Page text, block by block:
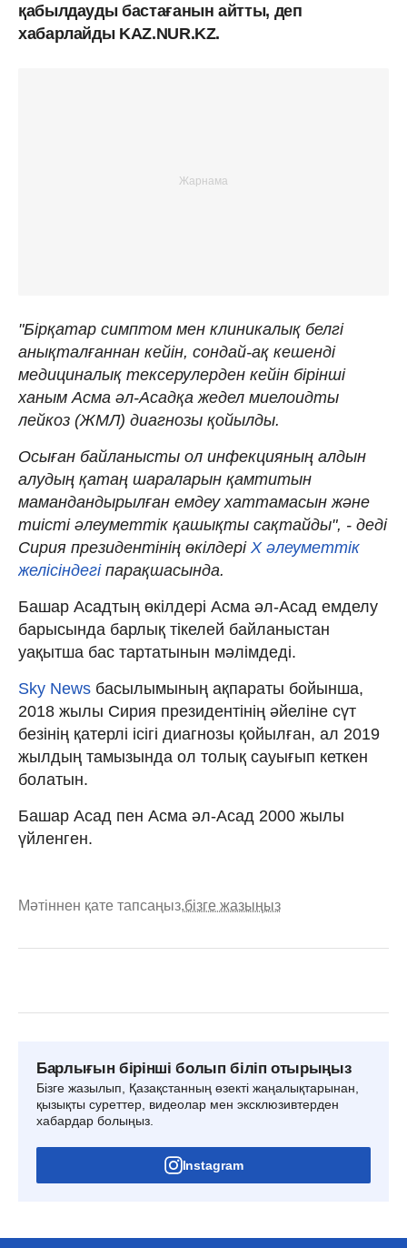
қабылдауды бастағанын айтты, деп
хабарлайды KAZ.NUR.KZ.
"Бірқатар симптом мен клиникалық белгі
анықталғаннан кейін, сондай-ақ кешенді
медициналық тексерулерден кейін бірінші
ханым Асма әл-Асадқа жедел миелоидты
лейкоз (ЖМЛ) диагнозы қойылды.
Осыған байланысты ол инфекцияның алдын
алудың қатаң шараларын қамтитын
мамандандырылған емдеу хаттамасын және
тиісті әлеуметтік қашықты сақтайды", - деді
Сирия президентінің өкілдері X әлеуметтік
желісіндегі парақшасында.
Башар Асадтың өкілдері Асма әл-Асад емделу
барысында барлық тікелей байланыстан
уақытша бас тартатынын мәлімдеді.
Sky News басылымының ақпараты бойынша,
2018 жылы Сирия президентінің әйеліне сүт
безінің қатерлі ісігі диагнозы қойылған, ал 2019
жылдың тамызында ол толық сауығып кеткен
болатын.
Башар Асад пен Асма әл-Асад 2000 жылы
үйленген.
Мәтіннен қате тапсаңыз,бізге жазыңыз
Барлығын бірінші болып біліп отырыңыз
Бізге жазылып, Қазақстанның өзекті жаңалықтарынан,
қызықты суреттер, видеолар мен эксклюзивтерден
хабардар болыңыз.
Instagram